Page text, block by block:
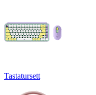
Tastatursett